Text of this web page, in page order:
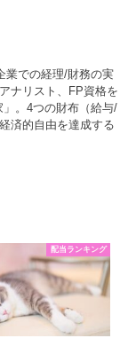
業での経理/財務の実
ナリスト、FP資格を
。4つの財布（給与/
済的自由を達成する
配当ランキング